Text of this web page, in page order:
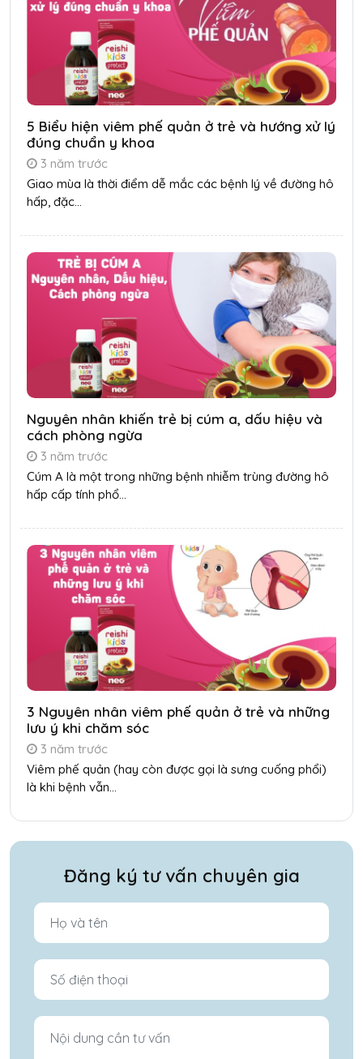
5 Biểu hiện viêm phế quản ở trẻ và hướng xử lý
đúng chuẩn y khoa
3 năm trước
Giao mùa là thời điểm dễ mắc các bệnh lý về đường hô
hấp, đặc...
Nguyên nhân khiến trẻ bị cúm a, dấu hiệu và
cách phòng ngừa
3 năm trước
Cúm A là một trong những bệnh nhiễm trùng đường hô
hấp cấp tính phổ...
3 Nguyên nhân viêm phế quản ở trẻ và những
lưu ý khi chăm sóc
3 năm trước
Viêm phế quản (hay còn được gọi là sưng cuống phổi)
là khi bệnh vẫn...
Đăng ký tư vấn chuyên gia